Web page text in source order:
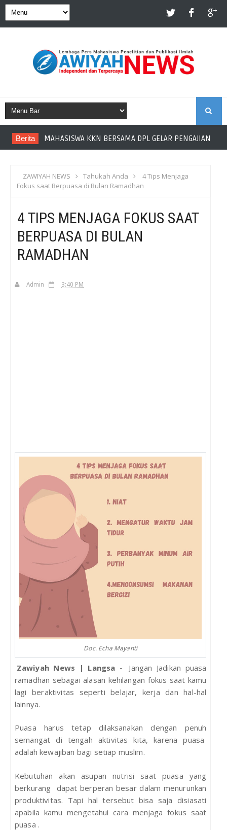
Berita MAHASISWA KKN BERSAMA DPL GELAR PENGAJIAN DI
ZAWIYAH NEWS Tahukah Anda
4 Tips Menjaga
Fokus saat Berpuasa di Bulan Ramadhan
4 TIPS MENJAGA FOKUS SAAT
BERPUASA DI BULAN
RAMADHAN
Admin 3:40 PM
Doc. Echa Mayanti
Zawiyah News | Langsa -
Jangan Jadikan puasa
ramadhan sebagai alasan kehilangan fokus saat kamu
lagi beraktivitas seperti belajar, kerja dan hal-hal
lainnya.
Puasa harus tetap dilaksanakan dengan penuh
semangat di tengah aktivitas kita, karena puasa
adalah kewajiban bagi setiap muslim.
Kebutuhan akan asupan nutrisi saat puasa yang
berkurang dapat berperan besar dalam menurunkan
produktivitas. Tapi hal tersebut bisa saja disiasati
apabila kamu mengetahui cara menjaga fokus saat
puasa .